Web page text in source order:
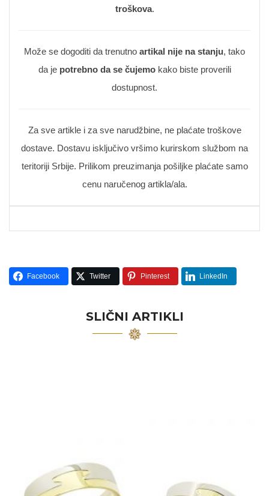
troškova.
Može se dogoditi da trenutno artikal nije na stanju, tako
da je potrebno da se čujemokako biste proverili
dostupnost.
Za sve artikle i za sve narudžbine, ne plaćate troškove
dostave. Dostavu isključivo vršimo kurirskom službom na
teritoriji Srbije. Prilikom preuzimanja pošiljke plaćate samo
cenu naručenog artikla/ala.
Facebook Twitter Pinterest LinkedIn
SLIČNI ARTIKLI